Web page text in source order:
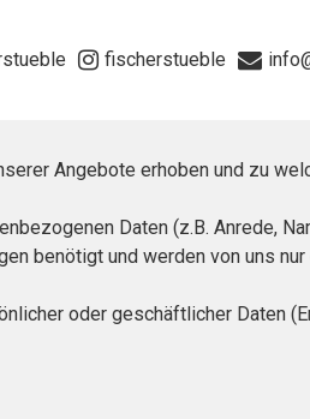
fischerstueble
Angebote erhoben und zu
Daten (z.B. Anrede,
benötigt und werden von uns
oder geschäftlicher Daten